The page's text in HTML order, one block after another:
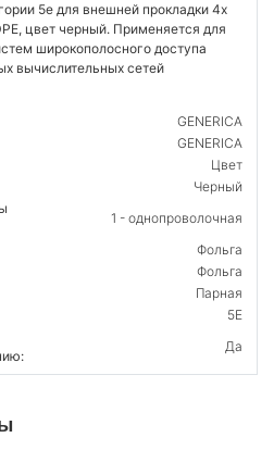
5е для внешней прокладки 4х
цвет черный. Применяется для
широкополосного доступа
вычислительных сетей
GENERICA
GENERICA
Цвет
Черный
1 - однопроволочная
Фольга
Фольга
Парная
5E
Да